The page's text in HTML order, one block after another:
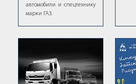
автомобили и спецтехнику
марки ГАЗ.